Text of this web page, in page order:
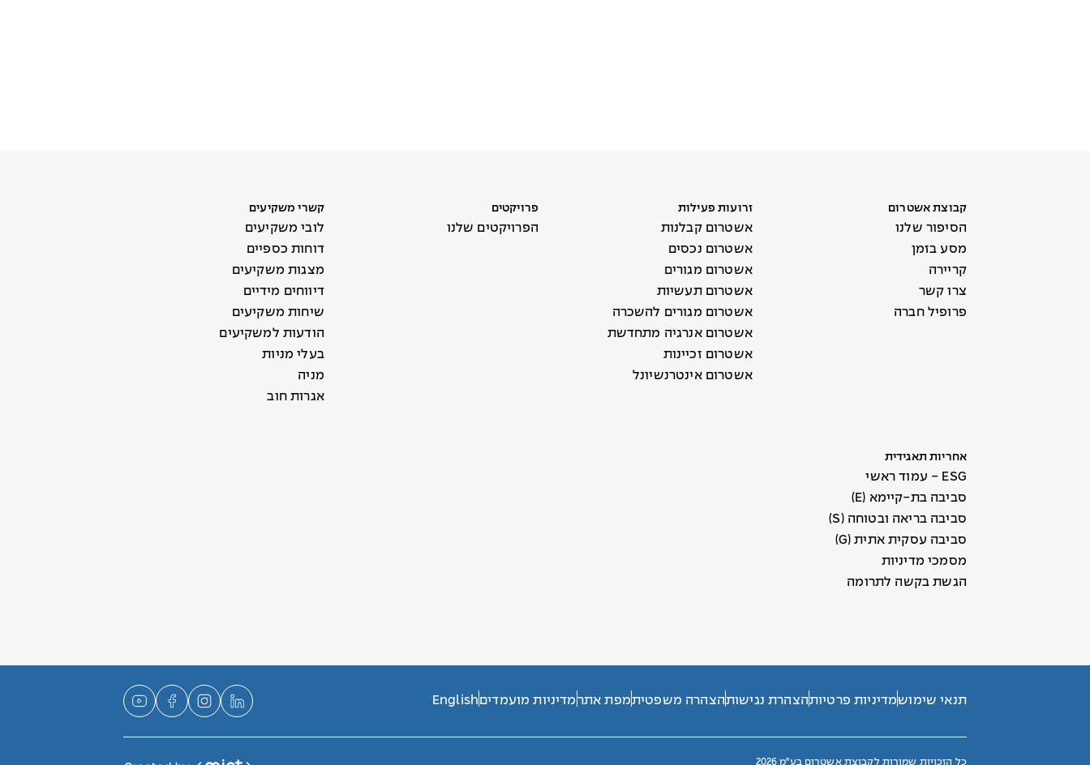
קבוצת אשטרום
הסיפור שלנו
מסע בזמן
קריירה
צרו קשר
פרופיל חברה
זרועות פעילות
אשטרום קבלנות
אשטרום נכסים
אשטרום מגורים
אשטרום תעשיות
אשטרום מגורים להשכרה
אשטרום אנרגיה מתחדשת
אשטרום זכיינות
אשטרום אינטרנשיונל
פרויקטים
הפרויקטים שלנו
קשרי משקיעים
לובי משקיעים
דוחות כספיים
מצגות משקיעים
דיווחים מידיים
שיחות משקיעים
הודעות למשקיעים
בעלי מניות
מניה
אגרות חוב
אחריות תאגידית
ESG - עמוד ראשי
סביבה בת-קיימא (E)
סביבה בריאה ובטוחה (S)
סביבה עסקית אתית (G)
מסמכי מדיניות
הגשת בקשה לתרומה
תנאי שימושמדיניות פרטיותהצהרת נגישותהצהרה משפטיתמפת אתר מדיניות מועמדים English
כל הזכויות שמורות לקבוצת אשטרום בע"מ 2026